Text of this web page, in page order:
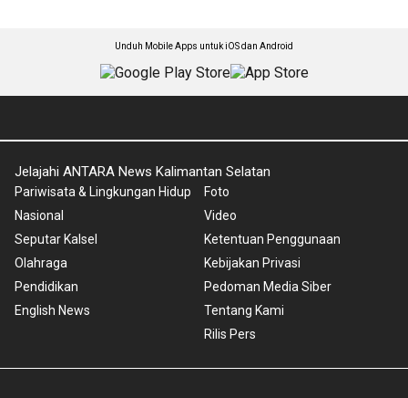
Unduh Mobile Apps untuk iOS dan Android
Jelajahi ANTARA News Kalimantan Selatan
Pariwisata & Lingkungan Hidup
Nasional
Seputar Kalsel
Olahraga
Pendidikan
English News
Foto
Video
Ketentuan Penggunaan
Kebijakan Privasi
Pedoman Media Siber
Tentang Kami
Rilis Pers